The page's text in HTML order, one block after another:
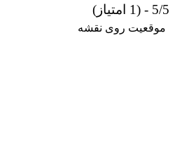
5/5 - (1 امتیاز)
موقعیت روی نقشه